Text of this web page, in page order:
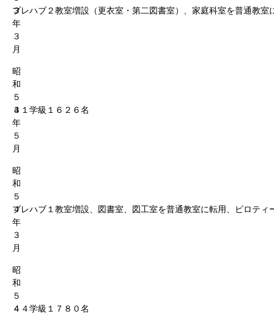
３
年
３
月
プレハブ２教室増設（更衣室・第二図書室）、家庭科室を普通教室
昭
和
５
３
年
５
月
４１学級１６２６名
昭
和
５
４
年
３
月
プレハブ１教室増設、図書室、図工室を普通教室に転用、ピロティ
昭
和
５
４
４４学級１７８０名